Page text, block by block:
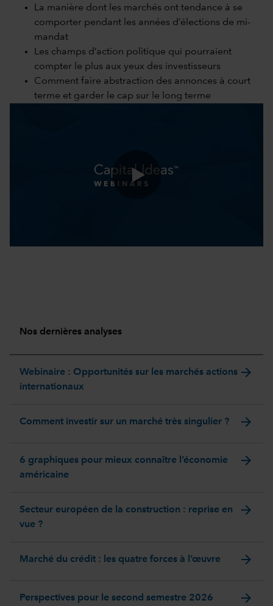
La manière dont les marchés ont tendance à se
comporter pendant les années d’élections de mi-
mandat
Les champs d’action politique qui pourraient
compter le plus aux yeux des investisseurs
Comment faire abstraction des annonces à court
terme et garder le cap sur le long terme
Nos dernières analyses
Webinaire : Opportunités sur les marchés actions
internationaux
arrow_forward
Comment investir sur un marché très singulier ? arrow_forward
6 graphiques pour mieux connaître l’économie
américaine
arrow_forward
Secteur européen de la construction : reprise en
vue ?
arrow_forward
Marché du crédit : les quatre forces à l’œuvre arrow_forward
Perspectives pour le second semestre 2026 arrow_forward